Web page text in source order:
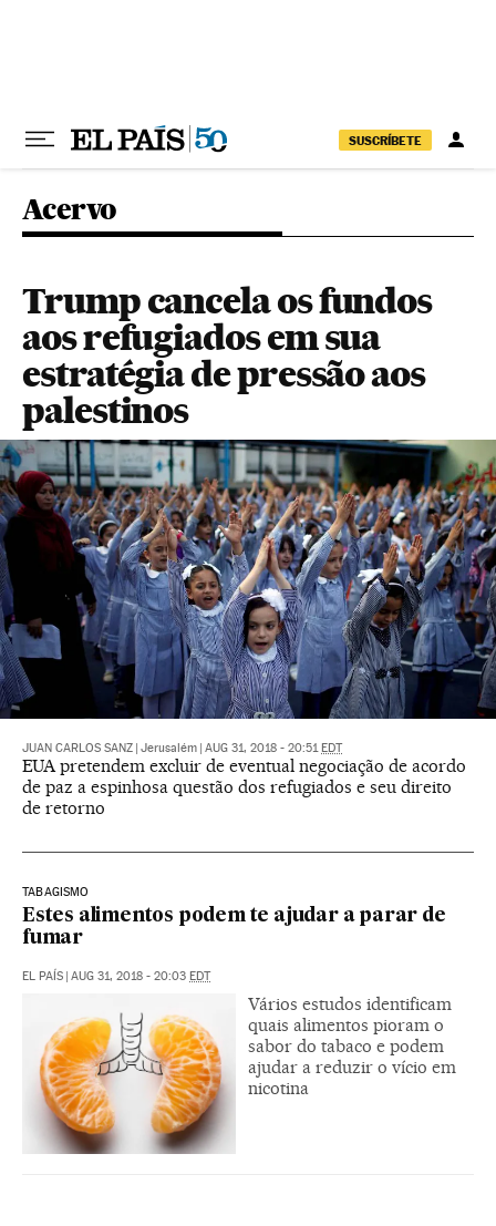
SUSCRÍBETE
Acervo
Trump cancela os fundos
aos refugiados em sua
estratégia de pressão aos
palestinos
JUAN CARLOS SANZ Jerusalém AUG 31, 2018 - 20:51 EDT
EUA pretendem excluir de eventual negociação de acordo
de paz a espinhosa questão dos refugiados e seu direito
de retorno
TABAGISMO
Estes alimentos podem te ajudar a parar de
fumar
EL PAÍS AUG 31, 2018 - 20:03 EDT
Vários estudos identificam
quais alimentos pioram o
sabor do tabaco e podem
ajudar a reduzir o vício em
nicotina